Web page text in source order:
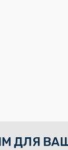
ДЛЯ